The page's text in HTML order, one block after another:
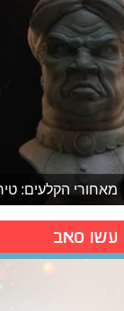
מאחורי הקלעים:
עשו סאב